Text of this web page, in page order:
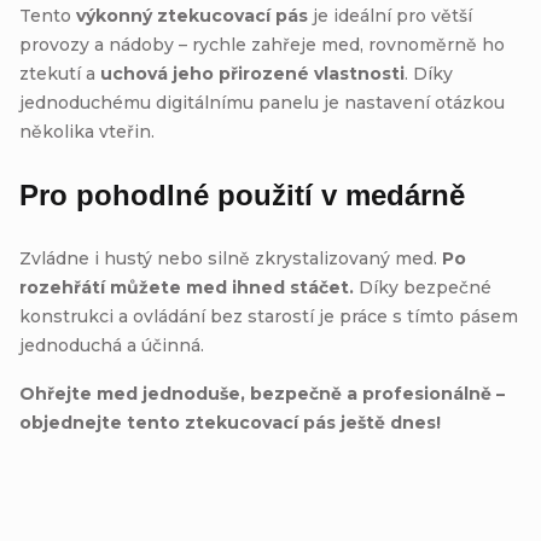
Tento výkonný ztekucovací pás je ideální pro větší
provozy a nádoby – rychle zahřeje med, rovnoměrně ho
ztekutí a uchová jeho přirozené vlastnosti. Díky
jednoduchému digitálnímu panelu je nastavení otázkou
několika vteřin.
Pro pohodlné použití v medárně
Zvládne i hustý nebo silně zkrystalizovaný med. Po
rozehřátí můžete med ihned stáčet. Díky bezpečné
konstrukci a ovládání bez starostí je práce s tímto pásem
jednoduchá a účinná.
Ohřejte med jednoduše, bezpečně a profesionálně –
objednejte tento ztekucovací pás ještě dnes!